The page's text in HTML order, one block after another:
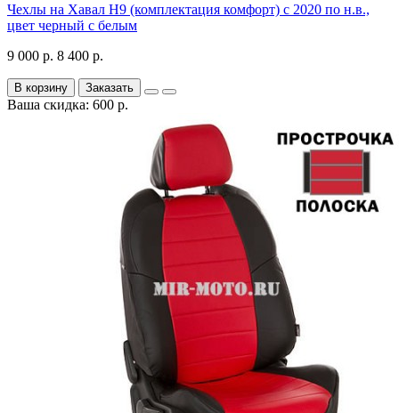
Чехлы на Хавал H9 (комплектация комфорт) с 2020 по н.в.,
цвет черный с белым
9 000 р. 8 400 р.
В корзину Заказать
Ваша скидка: 600 р.